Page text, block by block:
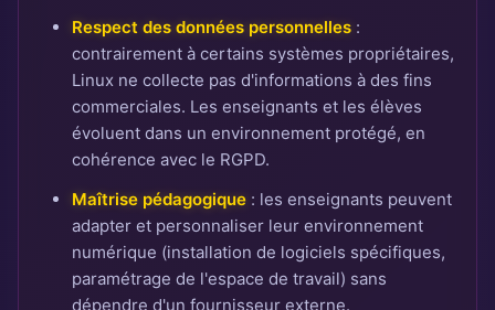
Respect des données personnelles :
contrairement à certains systèmes propriétaires,
Linux ne collecte pas d'informations à des fins
commerciales. Les enseignants et les élèves
évoluent dans un environnement protégé, en
cohérence avec le RGPD.
Maîtrise pédagogique : les enseignants peuvent
adapter et personnaliser leur environnement
numérique (installation de logiciels spécifiques,
paramétrage de l'espace de travail) sans
dépendre d'un fournisseur externe.